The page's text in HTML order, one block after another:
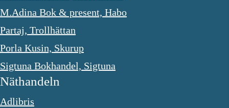
M.Adina Bok & present, Habo
Partaj, Trollhättan
Porla Kusin, Skurup
Sigtuna Bokhandel, Sigtuna
Näthandeln
Adlibris